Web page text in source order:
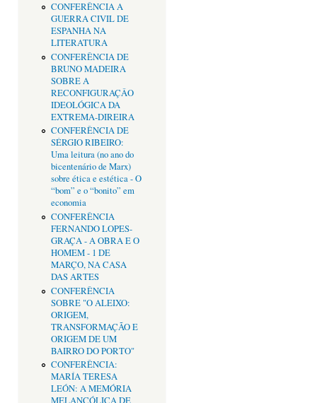
CONFERÊNCIA A
GUERRA CIVIL DE
ESPANHA NA
LITERATURA
CONFERÊNCIA DE
BRUNO MADEIRA
SOBRE A
RECONFIGURAÇÂO
IDEOLÓGICA DA
EXTREMA-DIREIRA
CONFERÊNCIA DE
SÉRGIO RIBEIRO:
Uma leitura (no ano do
bicentenário de Marx)
sobre ética e estética - O
“bom” e o “bonito” em
economia
CONFERÊNCIA
FERNANDO LOPES-
GRAÇA - A OBRA E O
HOMEM - 1 DE
MARÇO, NA CASA
DAS ARTES
CONFERÊNCIA
SOBRE "O ALEIXO:
ORIGEM,
TRANSFORMAÇÃO E
ORIGEM DE UM
BAIRRO DO PORTO"
CONFERÊNCIA:
MARÍA TERESA
LEÓN: A MEMÓRIA
MELANCÓLICA DE